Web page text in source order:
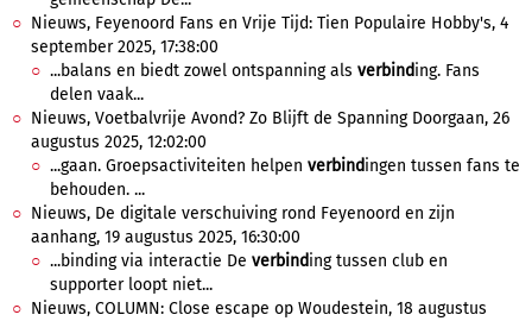
Nieuws, Feyenoord Fans en Vrije Tijd: Tien Populaire Hobby's, 4
september 2025, 17:38:00
...balans en biedt zowel ontspanning als verbinding. Fans
delen vaak...
Nieuws, Voetbalvrije Avond? Zo Blijft de Spanning Doorgaan, 26
augustus 2025, 12:02:00
...gaan. Groepsactiviteiten helpen verbindingen tussen fans te
behouden. ...
Nieuws, De digitale verschuiving rond Feyenoord en zijn
aanhang, 19 augustus 2025, 16:30:00
...binding via interactie De verbinding tussen club en
supporter loopt niet...
Nieuws, COLUMN: Close escape op Woudestein, 18 augustus